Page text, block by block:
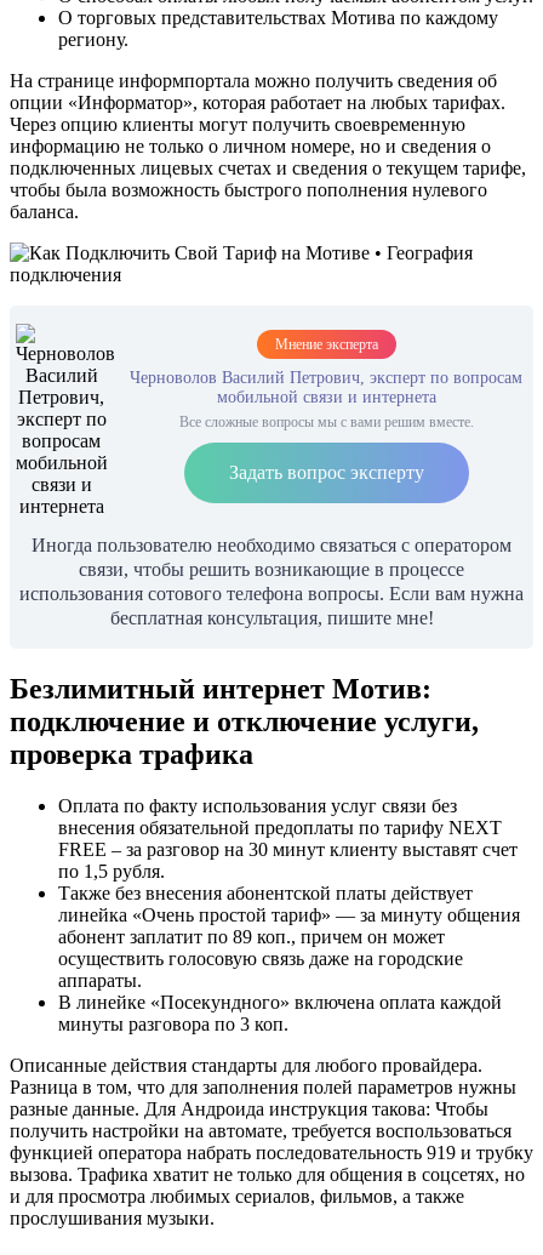
О торговых представительствах Мотива по каждому
региону.
На странице информпортала можно получить сведения об
опции «Информатор», которая работает на любых тарифах.
Через опцию клиенты могут получить своевременную
информацию не только о личном номере, но и сведения о
подключенных лицевых счетах и сведения о текущем тарифе,
чтобы была возможность быстрого пополнения нулевого
баланса.
Мнение эксперта
Черноволов Василий Петрович, эксперт по вопросам
мобильной связи и интернета
Все сложные вопросы мы с вами решим вместе.
Задать вопрос эксперту
Иногда пользователю необходимо связаться с оператором
связи, чтобы решить возникающие в процессе
использования сотового телефона вопросы. Если вам нужна
бесплатная консультация, пишите мне!
Безлимитный интернет Мотив:
подключение и отключение услуги,
проверка трафика
Оплата по факту использования услуг связи без
внесения обязательной предоплаты по тарифу NEXT
FREE – за разговор на 30 минут клиенту выставят счет
по 1,5 рубля.
Также без внесения абонентской платы действует
линейка «Очень простой тариф» — за минуту общения
абонент заплатит по 89 коп., причем он может
осуществить голосовую связь даже на городские
аппараты.
В линейке «Посекундного» включена оплата каждой
минуты разговора по 3 коп.
Описанные действия стандарты для любого провайдера.
Разница в том, что для заполнения полей параметров нужны
разные данные. Для Андроида инструкция такова: Чтобы
получить настройки на автомате, требуется воспользоваться
функцией оператора набрать последовательность 919 и трубку
вызова. Трафика хватит не только для общения в соцсетях, но
и для просмотра любимых сериалов, фильмов, а также
прослушивания музыки.